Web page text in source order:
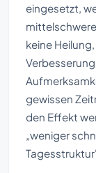
eingesetzt,
keine
gewissen
den Effekt
„weniger